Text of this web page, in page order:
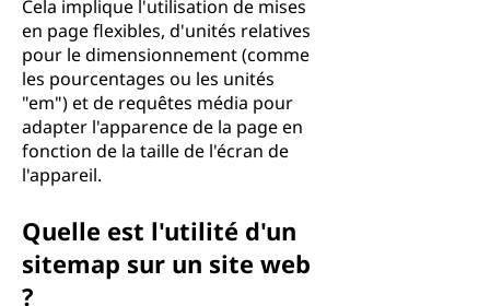
Cela implique l'utilisation de mises
en page flexibles, d'unités relatives
pour le dimensionnement (comme
les pourcentages ou les unités
"em") et de requêtes média pour
adapter l'apparence de la page en
fonction de la taille de l'écran de
l'appareil.
Quelle est l'utilité d'un
sitemap sur un site web
?